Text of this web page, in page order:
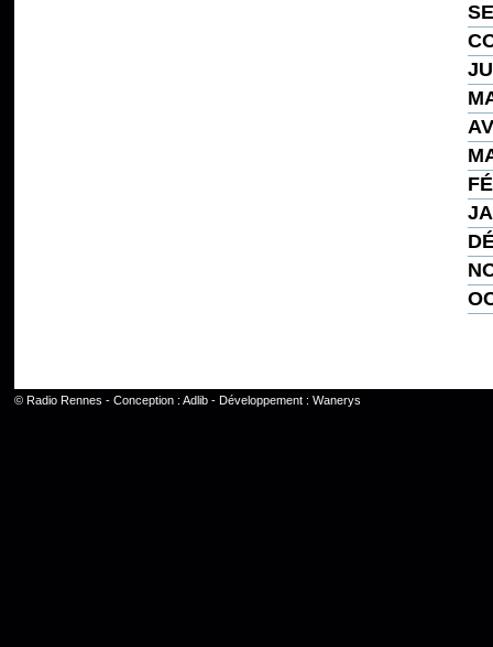
© Radio Rennes - Conception : Adlib- Développement : Wanerys